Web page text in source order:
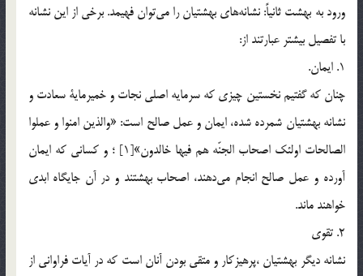
ورود به بهشت ثانياً: نشانه‎هاي بهشتيان را مي‎توان فهيمد. برخي از اين نشانه
با تفصيل بيشتر عبارتند از:
1. ايمان.
چنان كه گفتيم نخستين چيزي كه سرمايه اصلي نجات و خميرماية سعادت و
نشانه بهشتيان شمرده شده، ايمان و عمل صالح است: «والذين امنوا و عملوا
الصالحات اولئك اصحاب الجنّه هم فيها خالدون»[1] ؛ و كساني كه ايمان
آورده و عمل صالح انجام مي‎دهند، اصحاب بهشتند و در آن جايگاه ابدي
خواهند ماند.
2. تقوي
نشانه ديگر بهشتيان ،پرهيزكار و متقي بودن آنان است كه در آيات فراواني از